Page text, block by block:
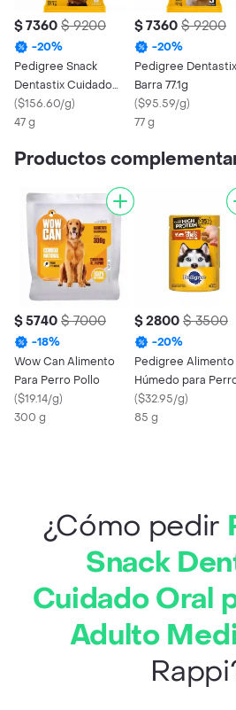
$ 7360 $ 9200
-20%
Pedigree Snack
Dentastix Cuidado
Oral para Perro Raza
Pequeña
($156.60/g)
47 g
$ 7360 $ 9200
-20%
Pedigree Dentastix
Barra 77.1g
($95.59/g)
77 g
Productos
$ 5740 $ 7000
-18%
Wow Can Alimento
Para Perro Pollo
($19.14/g)
300 g
$ 2800 $ 3500
-20%
Pedigree Alimento
Húmedo para
Adulto de Pollo y
Cerdo
($32.95/g)
85 g
¿Cómo pedir
Snack
Cuidado Oral
Adulto